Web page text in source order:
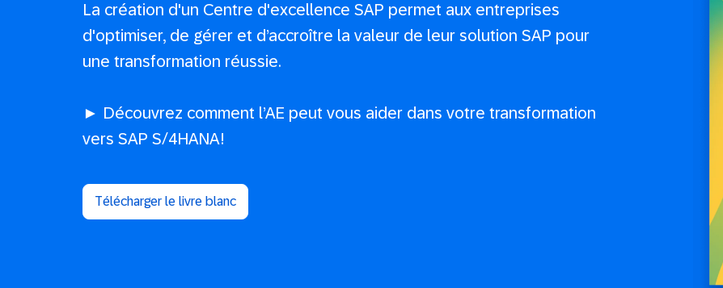
La création d'un Centre d'excellence SAP permet aux entreprises
d'optimiser, de gérer et d’accroître la valeur de leur solution SAP pour
une transformation réussie.
► Découvrez comment l’AE peut vous aider dans votre transformation
vers SAP S/4HANA !
Télécharger le livre blanc